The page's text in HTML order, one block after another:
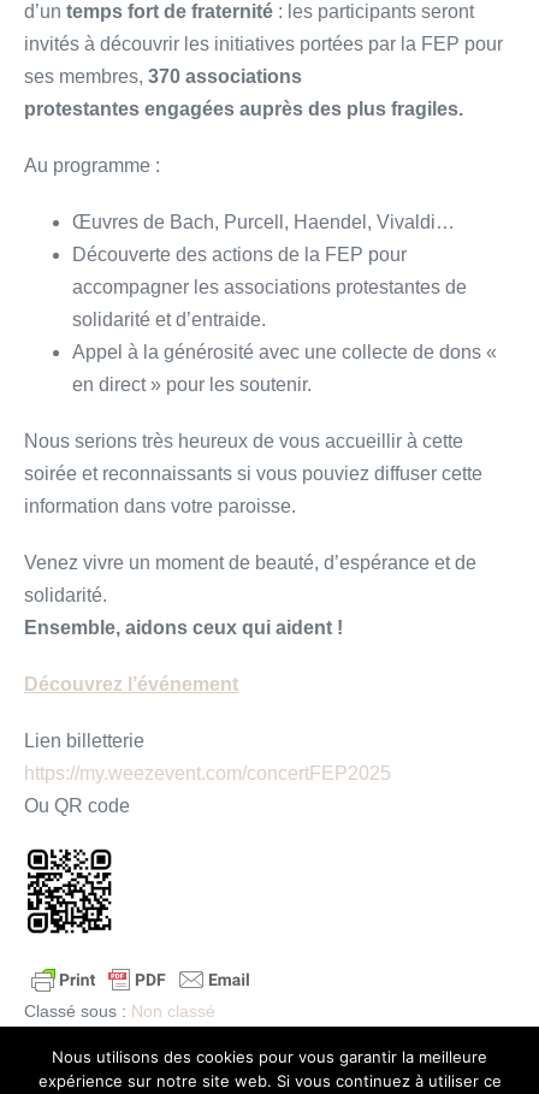
d’un temps fort de fraternité : les participants seront
invités à découvrir les initiatives portées par la FEP pour
ses membres, 370 associations
protestantes engagées auprès des plus fragiles.
Au programme :
Œuvres de Bach, Purcell, Haendel, Vivaldi…
Découverte des actions de la FEP pour
accompagner les associations protestantes de
solidarité et d’entraide.
Appel à la générosité avec une collecte de dons «
en direct » pour les soutenir.
Nous serions très heureux de vous accueillir à cette
soirée et reconnaissants si vous pouviez diffuser cette
information dans votre paroisse.
Venez vivre un moment de beauté, d’espérance et de
solidarité.
Ensemble, aidons ceux qui aident !
Découvrez l’événement
Lien billetterie
https://my.weezevent.com/concertFEP2025
Ou QR code
Classé sous : Non classé
Navigation
← Article précédent Article suivant →
Nous utilisons des cookies pour vous garantir la meilleure
expérience sur notre site web. Si vous continuez à utiliser ce